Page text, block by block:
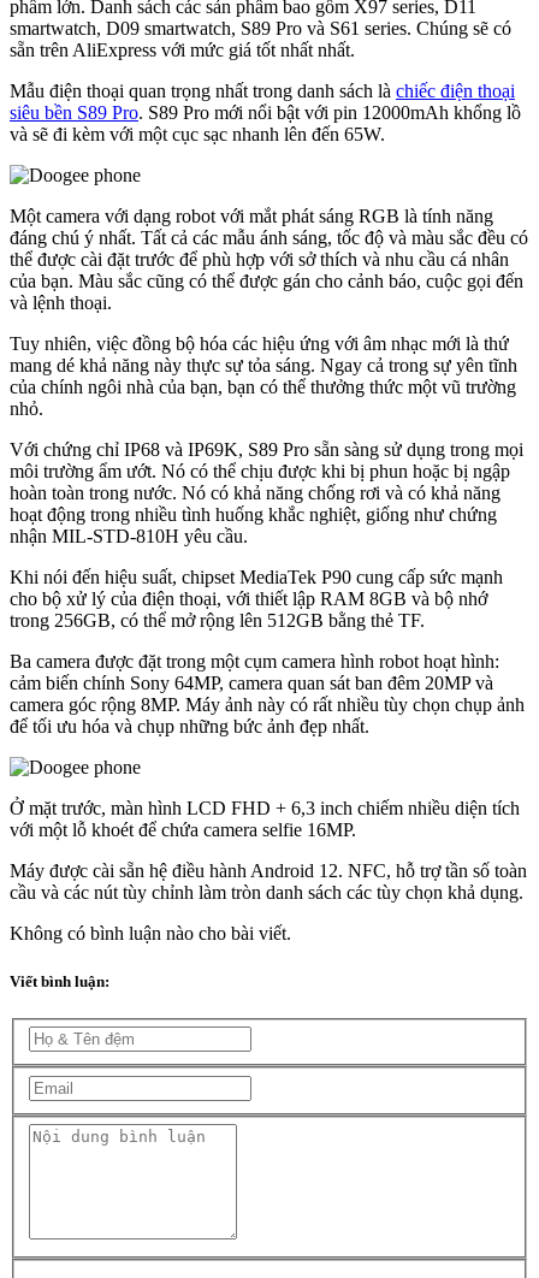
phẩm lớn. Danh sách các sản phẩm bao gồm X97 series, D11
smartwatch, D09 smartwatch, S89 Pro và S61 series. Chúng sẽ có
sẵn trên AliExpress với mức giá tốt nhất nhất.
Mẫu điện thoại quan trọng nhất trong danh sách là chiếc điện thoại
siêu bền S89 Pro. S89 Pro mới nổi bật với pin 12000mAh khổng lồ
và sẽ đi kèm với một cục sạc nhanh lên đến 65W.
Một camera với dạng robot với mắt phát sáng RGB là tính năng
đáng chú ý nhất. Tất cả các mẫu ánh sáng, tốc độ và màu sắc đều có
thể được cài đặt trước để phù hợp với sở thích và nhu cầu cá nhân
của bạn. Màu sắc cũng có thể được gán cho cảnh báo, cuộc gọi đến
và lệnh thoại.
Tuy nhiên, việc đồng bộ hóa các hiệu ứng với âm nhạc mới là thứ
mang dé khả năng này thực sự tỏa sáng. Ngay cả trong sự yên tĩnh
của chính ngôi nhà của bạn, bạn có thể thưởng thức một vũ trường
nhỏ.
Với chứng chỉ IP68 và IP69K, S89 Pro sẵn sàng sử dụng trong mọi
môi trường ẩm ướt. Nó có thể chịu được khi bị phun hoặc bị ngập
hoàn toàn trong nước. Nó có khả năng chống rơi và có khả năng
hoạt động trong nhiều tình huống khắc nghiệt, giống như chứng
nhận MIL-STD-810H yêu cầu.
Khi nói đến hiệu suất, chipset MediaTek P90 cung cấp sức mạnh
cho bộ xử lý của điện thoại, với thiết lập RAM 8GB và bộ nhớ
trong 256GB, có thể mở rộng lên 512GB bằng thẻ TF.
Ba camera được đặt trong một cụm camera hình robot hoạt hình:
cảm biến chính Sony 64MP, camera quan sát ban đêm 20MP và
camera góc rộng 8MP. Máy ảnh này có rất nhiều tùy chọn chụp ảnh
để tối ưu hóa và chụp những bức ảnh đẹp nhất.
Ở mặt trước, màn hình LCD FHD + 6,3 inch chiếm nhiều diện tích
với một lỗ khoét để chứa camera selfie 16MP.
Máy được cài sẵn hệ điều hành Android 12. NFC, hỗ trợ tần số toàn
cầu và các nút tùy chỉnh làm tròn danh sách các tùy chọn khả dụng.
Không có bình luận nào cho bài viết.
Viết bình luận: